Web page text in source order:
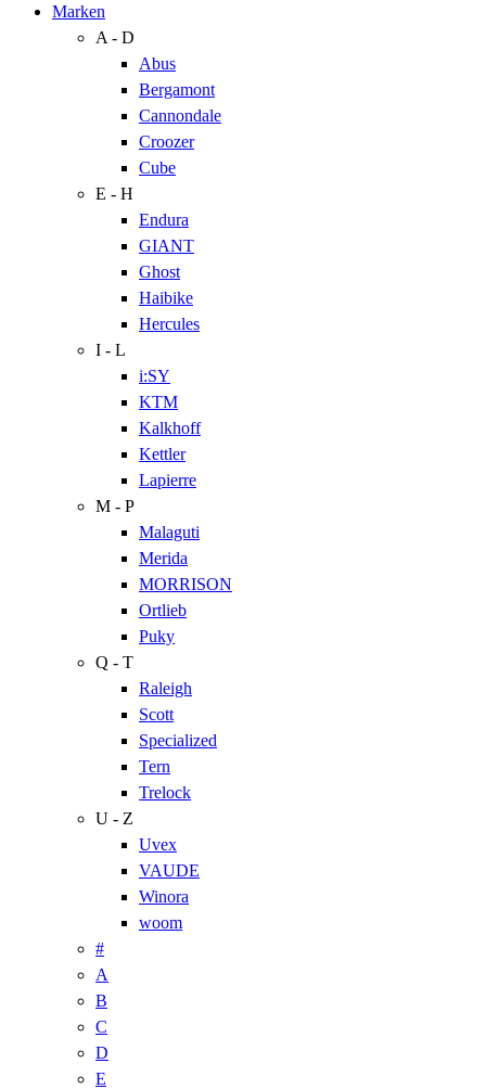
Marken
A - D
Abus
Bergamont
Cannondale
Croozer
Cube
E - H
Endura
GIANT
Ghost
Haibike
Hercules
I - L
i:SY
KTM
Kalkhoff
Kettler
Lapierre
M - P
Malaguti
Merida
MORRISON
Ortlieb
Puky
Q - T
Raleigh
Scott
Specialized
Tern
Trelock
U - Z
Uvex
VAUDE
Winora
woom
#
A
B
C
D
E